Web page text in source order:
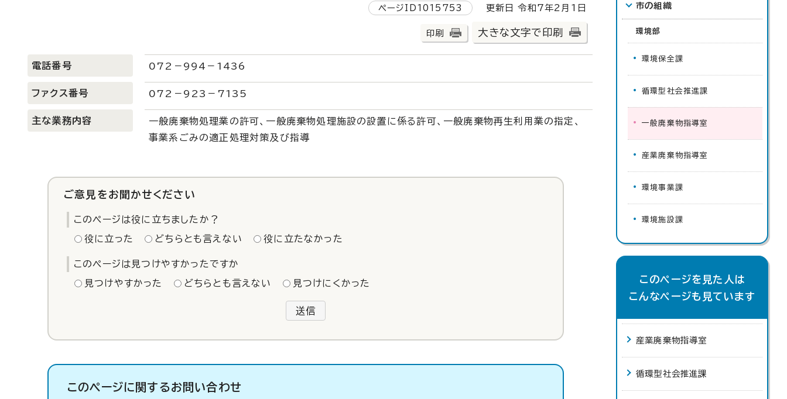
ページID1015753 更新日 令和7年2月1日
印刷 大きな文字で印刷
電話番号 072－994－1436
ファクス番号 072－923－7135
主な業務内容
一般廃棄物処理業の許可、一般廃棄物処理施設の設置に係る許可、一般廃棄物再生利用業の指定、
事業系ごみの適正処理対策及び指導
ご意見をお聞かせください
このページは役に立ちましたか？
役に立った どちらとも言えない 役に立たなかった
このページは見つけやすかったですか
見つけやすかった どちらとも言えない 見つけにくかった
送信
このページに関するお問い合わせ
市の組織
環境部
環境保全課
循環型社会推進課
一般廃棄物指導室
産業廃棄物指導室
環境事業課
環境施設課
このページを見た人は
こんなページも見ています
産業廃棄物指導室
循環型社会推進課